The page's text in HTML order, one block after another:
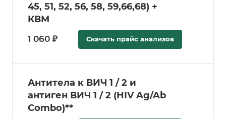
45, 51, 52, 56, 58, 59,66,68) +
КВМ
1 060 ₽ Скачать прайс анализов
Антитела к ВИЧ 1 / 2 и
антиген ВИЧ 1 / 2 (HIV Ag/Ab
Combo)**